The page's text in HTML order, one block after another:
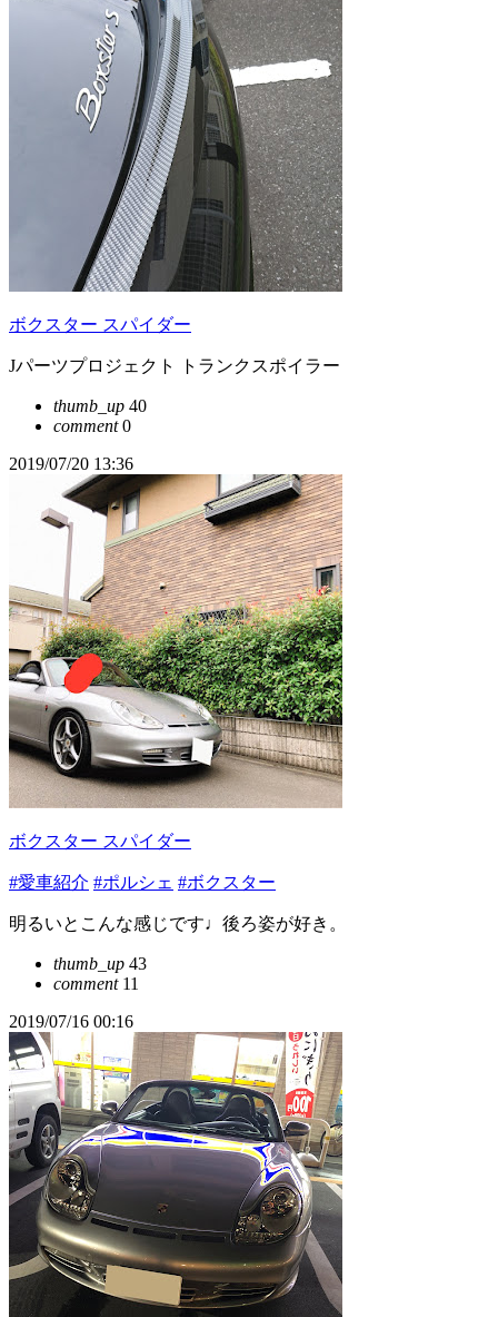
ボクスター スパイダー
Jパーツプロジェクト トランクスポイラー
thumb_up 40
comment0
2019/07/20 13:36
ボクスター スパイダー
#愛車紹介 #ポルシェ #ボクスター
明るいとこんな感じです♩後ろ姿が好き。
thumb_up 43
comment11
2019/07/16 00:16